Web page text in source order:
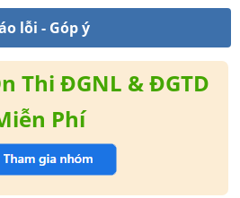
lỗi - Góp ý
Thi ĐGNL & ĐGTD
Phí